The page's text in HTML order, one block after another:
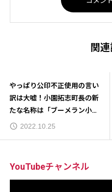
関
小園拓志町長と御代田の根
（miyotanone）の癒着と公
文書偽造（公印不正使用）の
関係2022.09.11
YouTubeチャンネル
動